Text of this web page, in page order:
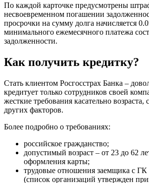
По каждой карточке предусмотрены
несвоевременном погашении
просрочки на сумму долга начисляется
минимального ежемесячного платежа
задолженности.
Как получить кредитку?
Стать клиентом Росгосстрах Банка ‒
кредитует только сотрудников своей
жесткие требования касательно возраста,
других факторов.
Более подробно о требованиях:
российское гражданство;
допустимый возраст ‒ от 23 до 62
оформления карты;
трудовые отношения заемщика с ГК
(список организаций утвержден